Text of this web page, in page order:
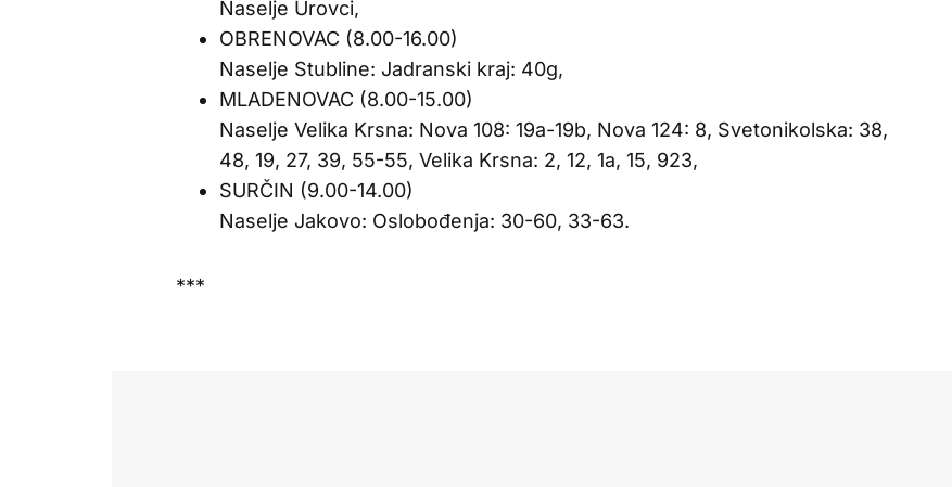
Naselje Urovci,
OBRENOVAC (8.00-16.00)
Naselje Stubline: Jadranski kraj: 40g,
MLADENOVAC (8.00-15.00)
Naselje Velika Krsna: Nova 108: 19a-19b, Nova 124: 8, Svetonikolska: 38,
48, 19, 27, 39, 55-55, Velika Krsna: 2, 12, 1a, 15, 923,
SURČIN (9.00-14.00)
Naselje Jakovo: Oslobođenja: 30-60, 33-63.
***